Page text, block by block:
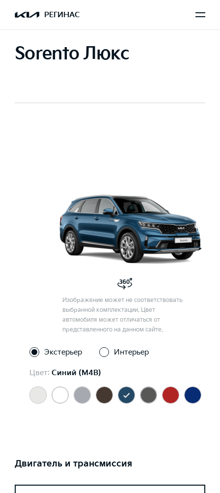
РЕГИНАС
Sorento Люкс
Изображение может не соответствовать
выбранной комплектации. Цвет
автомобиля может отличаться от
представленного на данном сайте.
Экстерьер Интерьер
Цвет: Синий (M4B)
Двигатель и трансмиссия